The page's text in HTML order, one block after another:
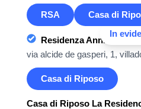
In
RSA Casa di
Residenza Anni Azzurri
via alcide de gasperi, 1,
Casa di Riposo
Casa di Riposo La